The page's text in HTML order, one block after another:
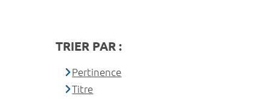
TRIER PAR :
Pertinence
Titre